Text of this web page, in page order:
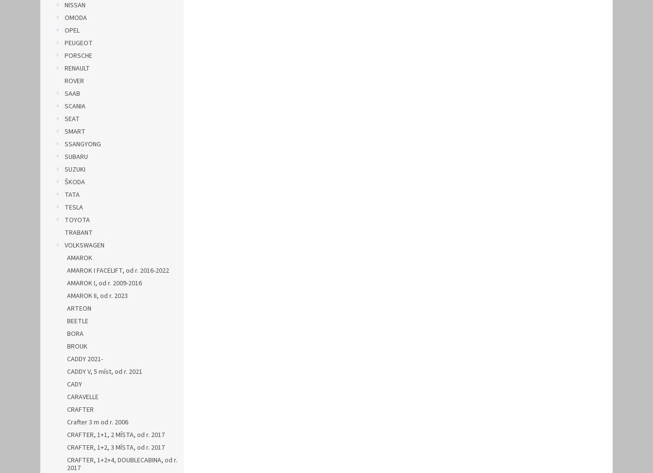
NISSAN
OMODA
OPEL
PEUGEOT
PORSCHE
RENAULT
ROVER
SAAB
SCANIA
SEAT
SMART
SSANGYONG
SUBARU
SUZUKI
ŠKODA
TATA
TESLA
TOYOTA
TRABANT
VOLKSWAGEN
AMAROK
AMAROK I FACELIFT, od r. 2016-2022
AMAROK I, od r. 2009-2016
AMAROK II, od r. 2023
ARTEON
BEETLE
BORA
BROUK
CADDY 2021-
CADDY V, 5 míst, od r. 2021
CADY
CARAVELLE
CRAFTER
Crafter 3 m od r. 2006
CRAFTER, 1+1, 2 MÍSTA, od r. 2017
CRAFTER, 1+2, 3 MÍSTA, od r. 2017
CRAFTER, 1+2+4, DOUBLECABINA, od r.
2017